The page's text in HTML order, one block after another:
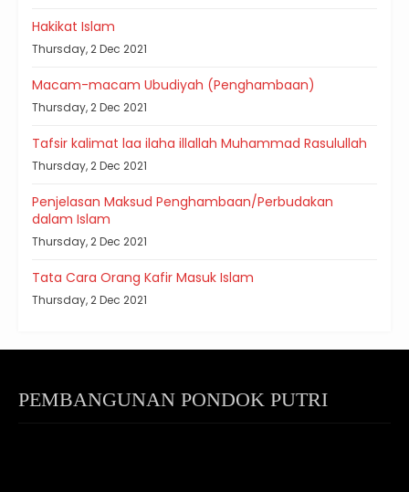
Hakikat Islam
Thursday, 2 Dec 2021
Macam-macam Ubudiyah (Penghambaan)
Thursday, 2 Dec 2021
Tafsir kalimat laa ilaha illallah Muhammad Rasulullah
Thursday, 2 Dec 2021
Penjelasan Maksud Penghambaan/Perbudakan
dalam Islam
Thursday, 2 Dec 2021
Tata Cara Orang Kafir Masuk Islam
Thursday, 2 Dec 2021
PEMBANGUNAN PONDOK PUTRI